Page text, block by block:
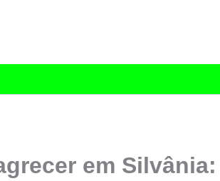
em Silvânia: